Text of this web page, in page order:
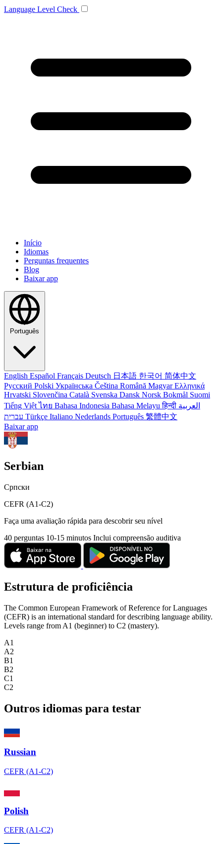
Language Level Check
Início
Idiomas
Perguntas frequentes
Blog
Baixar app
Português
English Español Français Deutsch 日本語 한국어 简体中文
Русский Polski Українська Čeština Română MagyarΕλληνικά
Hrvatski Slovenčina Català Svenska Dansk Norsk Bokmål Suomi
Tiếng Việtไทย Bahasa Indonesia Bahasa Melayuहिन्दी العربية
Türkçe Italiano Nederlands Português 繁體中文
Baixar app
Serbian
Српски
CEFR (A1-C2)
Faça uma avaliação rápida para descobrir seu nível
40 perguntas 10-15 minutos Inclui compreensão auditiva
Estrutura de proficiência
The Common European Framework of Reference for Languages
(CEFR) is an international standard for describing language ability.
Levels range from A1 (beginner) to C2 (mastery).
A1
A2
B1
B2
C1
C2
Outros idiomas para testar
Russian
CEFR (A1-C2)
Polish
CEFR (A1-C2)